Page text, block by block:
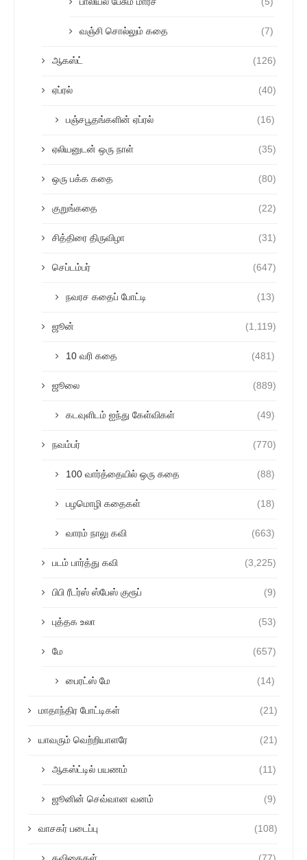
வஞ்சி சொல்லும் கதை (7)
ஆகஸ்ட் (126)
ஏப்ரல் (40)
பஞ்சபூதங்களின் ஏப்ரல் (16)
ஏலியனுடன் ஒரு நாள் (35)
ஒரு பக்க கதை (80)
குறுங்கதை (22)
சித்திரை திருவிழா (31)
செப்டம்பர் (647)
நவரச கதைப் போட்டி (13)
ஜூன் (1,119)
10 வரி கதை (481)
ஜூலை (889)
கடவுளிடம் ஐந்து கேள்விகள் (49)
நவம்பர் (770)
100 வார்த்தையில் ஒரு கதை (88)
பழமொழி கதைகள் (18)
வாரம் நாலு கவி (663)
படம் பார்த்து கவி (3,225)
பிபி ரீடர்ஸ் ஸ்பேஸ் குரூப் (9)
புத்தக உலா (53)
மே (657)
பைரட்ஸ் மே (14)
மாதாந்திர போட்டிகள் (21)
யாவரும் வெற்றியாளரே (21)
ஆகஸ்ட்டில் பயணம் (11)
ஜூனின் செவ்வான வனம் (9)
வாசகர் படைப்பு (108)